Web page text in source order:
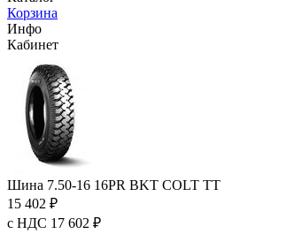
Корзина
Инфо
Кабинет
Шина 7.50-16 16PR BKT COLT TT
15 402 ₽
с НДС 17 602 ₽